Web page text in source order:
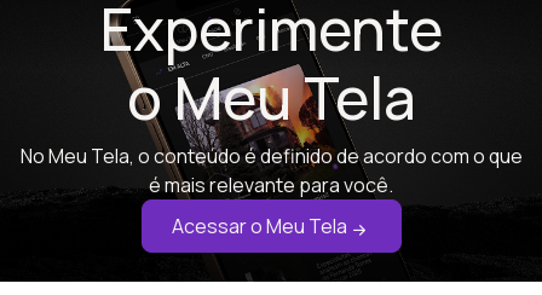
Experimente
o Meu Tela
No Meu Tela, o conteúdo é definido de acordo com o que
é mais relevante para você.
Acessar o Meu Tela